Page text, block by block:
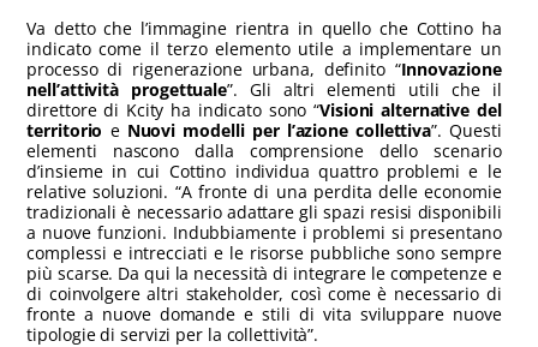
Va detto che l’immagine rientra in quello che Cottino ha
indicato come il terzo elemento utile a implementare un
processo di rigenerazione urbana, definito “Innovazione
nell’attività progettuale”. Gli altri elementi utili che il
direttore di Kcity ha indicato sono “Visioni alternative del
territorio e Nuovi modelli per l’azione collettiva”. Questi
elementi nascono dalla comprensione dello scenario
d’insieme in cui Cottino individua quattro problemi e le
relative soluzioni. “A fronte di una perdita delle economie
tradizionali è necessario adattare gli spazi resisi disponibili
a nuove funzioni. Indubbiamente i problemi si presentano
complessi e intrecciati e le risorse pubbliche sono sempre
più scarse. Da qui la necessità di integrare le competenze e
di coinvolgere altri stakeholder, così come è necessario di
fronte a nuove domande e stili di vita sviluppare nuove
tipologie di servizi per la collettività”.